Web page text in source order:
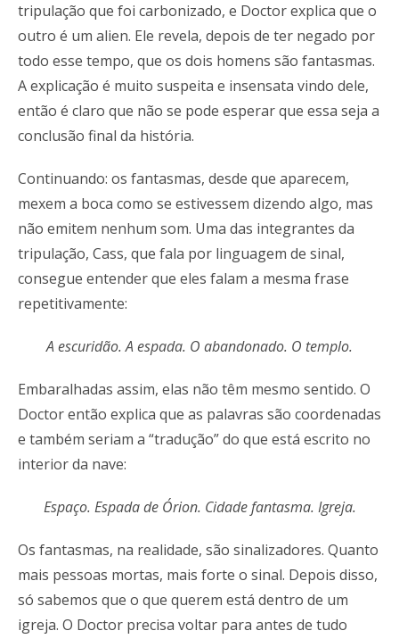
tripulação que foi carbonizado, e Doctor explica que o
outro é um alien. Ele revela, depois de ter negado por
todo esse tempo, que os dois homens são fantasmas.
A explicação é muito suspeita e insensata vindo dele,
então é claro que não se pode esperar que essa seja a
conclusão final da história.
Continuando: os fantasmas, desde que aparecem,
mexem a boca como se estivessem dizendo algo, mas
não emitem nenhum som. Uma das integrantes da
tripulação, Cass, que fala por linguagem de sinal,
consegue entender que eles falam a mesma frase
repetitivamente:
A escuridão. A espada. O abandonado. O templo.
Embaralhadas assim, elas não têm mesmo sentido. O
Doctor então explica que as palavras são coordenadas
e também seriam a “tradução” do que está escrito no
interior da nave:
Espaço. Espada de Órion. Cidade fantasma. Igreja.
Os fantasmas, na realidade, são sinalizadores. Quanto
mais pessoas mortas, mais forte o sinal. Depois disso,
só sabemos que o que querem está dentro de um
igreja. O Doctor precisa voltar para antes de tudo